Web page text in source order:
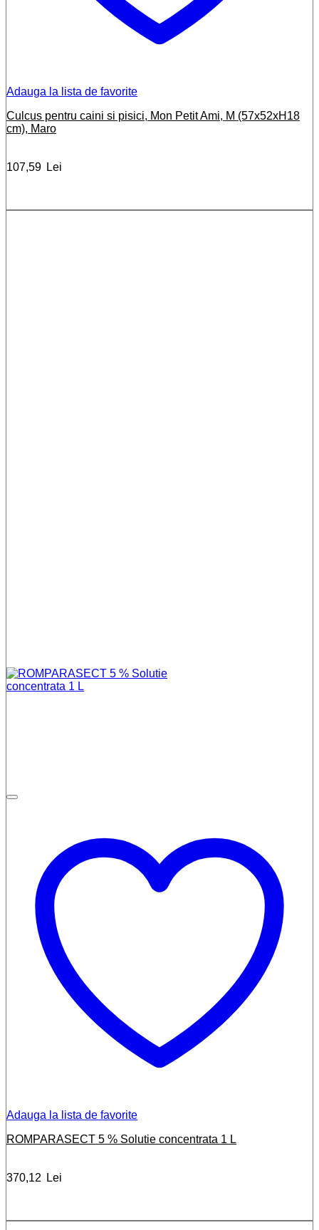
Adauga la lista de favorite
Culcus pentru caini si pisici, Mon Petit Ami, M (57x52xH18
cm), Maro
107,59 Lei
Adauga la lista de favorite
ROMPARASECT 5 % Solutie concentrata 1 L
370,12 Lei